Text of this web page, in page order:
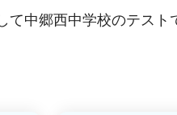
中郷西中学校のテスト